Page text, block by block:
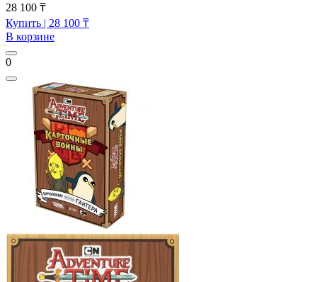
28 100 ₸
Купить | 28 100 ₸
В корзине
0